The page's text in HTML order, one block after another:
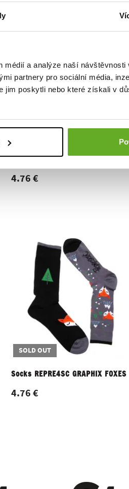
a analýze naší
partnery pro sociální média,
jim poskytli nebo které získali v
4.76 €
SOLD OUT
Socks REPRE4SC GRAPHIX FOXES
4.76 €